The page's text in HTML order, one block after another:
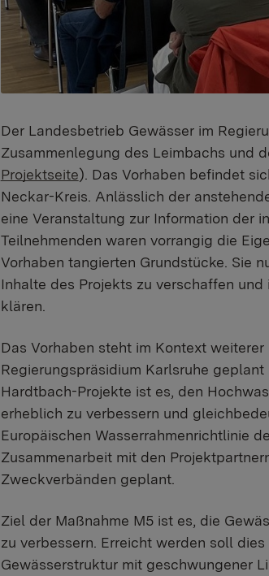
Der Landesbetrieb Gewässer im
Zusammenlegung des Leimbachs und
Projektseite). Das Vorhaben befindet
Neckar-Kreis. Anlässlich der
eine Veranstaltung zur Information der
Teilnehmenden waren vorrangig die
Vorhaben tangierten Grundstücke. Sie
Inhalte des Projekts zu verschaffen
klären.
Das Vorhaben steht im Kontext
Regierungspräsidium Karlsruhe
Hardtbach-Projekte ist es, den
erheblich zu verbessern und
Europäischen Wasserrahmenrichtlinie
Zusammenarbeit mit den
Zweckverbänden geplant.
Ziel der Maßnahme M5 ist es, die
zu verbessern. Erreicht werden soll
Gewässerstruktur mit geschwungener